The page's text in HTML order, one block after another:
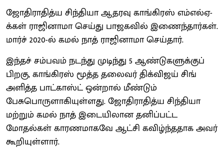
ஜோதிராதித்ய சிந்தியா ஆதரவு காங்கிரஸ் எம்எல்ஏ-
க்கள் ராஜினாமா செய்து பாஜகவில் இணைந்தார்கள்.
மார்ச் 2020-ல் கமல் நாத் ராஜினாமா செய்தார்.
இந்தச் சம்பவம் நடந்து முடிந்து 5 ஆண்டுகளுக்குப்
பிறகு, காங்கிரஸ் மூத்த தலைவர் திக்விஜய் சிங்
அளித்த பாட்காஸ்ட் ஒன்றால் மீண்டும்
பேசுபொருளாகியுள்ளது. ஜோதிராதித்ய சிந்தியா
மற்றும் கமல் நாத் இடையிலான தனிப்பட்ட
மோதல்கள் காரணமாகவே ஆட்சி கவிழ்ந்ததாக அவர்
கூறியுள்ளார்.